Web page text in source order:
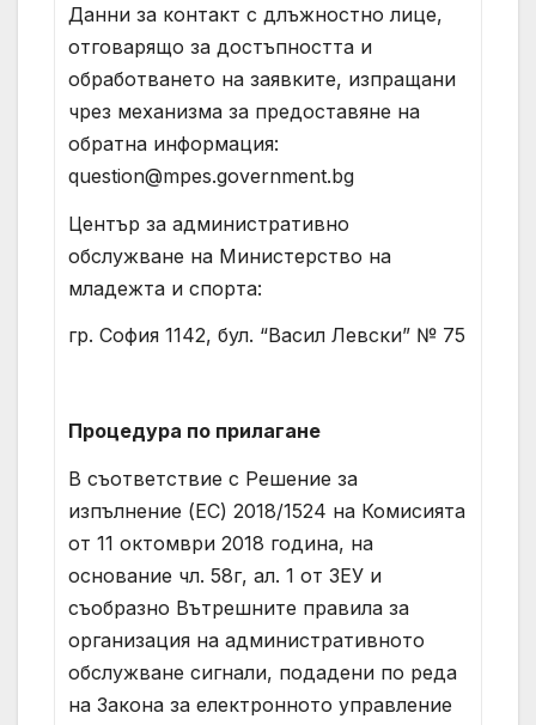
Данни за контакт с длъжностно лице,
отговарящо за достъпността и
обработването на заявките, изпращани
чрез механизма за предоставяне на
обратна информация:
question@mpes.government.bg
Център за административно
обслужване на Министерство на
младежта и спорта:
гр. София 1142, бул. “Васил Левски” № 75
Процедура по прилагане
В съответствие с Решение за
изпълнение (ЕС) 2018/1524 на Комисията
от 11 октомври 2018 година, на
основание чл. 58г, ал. 1 от ЗЕУ и
съобразно Вътрешните правила за
организация на административното
обслужване сигнали, подадени по реда
на Закона за електронното управление